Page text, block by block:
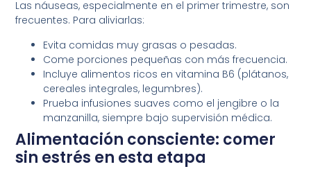
Las náuseas, especialmente en el primer trimestre, son
frecuentes. Para aliviarlas:
Evita comidas muy grasas o pesadas.
Come porciones pequeñas con más frecuencia.
Incluye alimentos ricos en vitamina B6 (plátanos,
cereales integrales, legumbres).
Prueba infusiones suaves como el jengibre o la
manzanilla, siempre bajo supervisión médica.
Alimentación consciente: comer
sin estrés en esta etapa